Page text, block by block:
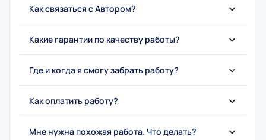
Как связаться с Автором?
Какие гарантии по качеству работы?
Где и когда я смогу забрать работу?
Как оплатить работу?
Мне нужна похожая работа. Что делать?